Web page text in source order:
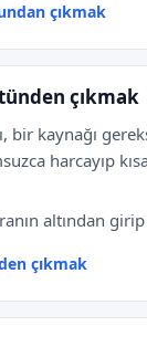
çıkmak
çıkmak
bir kaynağı
harcayıp
altından
çıkmak